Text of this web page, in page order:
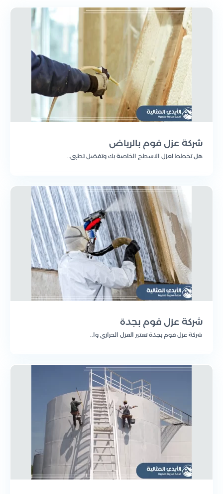
حماية فعّالة ضد درجات الحرارة الشديدة، مما يعزز
الراحة داخل المباني ويقلل من استهلاك الطاقة.
عزل صوتي: نقدم حلولًا مبتكرة للحد من انتقال
الضوضاء، سواء كانت من الخارج إلى الداخل أو بين
الغرف داخل المبنى، لتحسين جودة الحياة داخل الأماكن.
عزل مائي: نستخدم مواد عالية الجودة لمنع تسرّب
المياه وحماية الهياكل من التلف الناتج عن الرطوبة، مما
يساعد في الحفاظ على سلامة المباني ومتانتها.
عزل كيميائي: نقدم خدمات العزل الكيميائي لحماية
المباني من تأثيرات المواد الكيميائية الضارة والملوثات،
مما يسهم في تمديد عمر المبنى.
خدمات مخصصة: نهتم بتقديم حلول عزل متكاملة
المشاريع التجارية أو الصناعية.
كذلك، بفضل فريقنا المحترف والمتخصص، نحن قادرون
مميزات خدمات العزل التي
نقدمها في شركتنا
نحن في شركة “الأيدي المثالية” نقدم خدمات العزل عالية
الجودة التي تتميز بعدة جوانب.
حيث أننا نمتلك فريق عمل متكامل من المتخصصين
ذوي الخبرة العالية في مجال العزل. لدينا المعرفة
والمهارات اللازمة لتقديم خدمات عزل متميزة وفعالة.
العازلة المتاحة في السوق. ونستخدم مواد عازلة ذات
جودة عالية لضمان التحكم في التسربات الحرارية
والرطوبة والضوضاء بشكل فعال.
تناسب متطلباتك الفردية. سواء كنت بحاجة إلى عزل
للمنازل أو المكاتب أو المنشآت التجارية، نحن نستطيع
تقديم الحل المثالي لك.
نحن نفهم أن العزل الجيد يلعب دورًا حاسمًا في راحتك
وأمانك، ولذلك نسعى جاهدين لتقديم خدمات عزل
تفوق توقعاتك وتلبي احتياجاتك بشكل كامل.
شركة عزل فوم بالرياض
هل تخطط لعزل الاسطح الخاصة بك وتفضل تطبي..
شركة عزل فوم بجدة
شركة عزل فوم بجدة تعتبر العزل الحراري وا..